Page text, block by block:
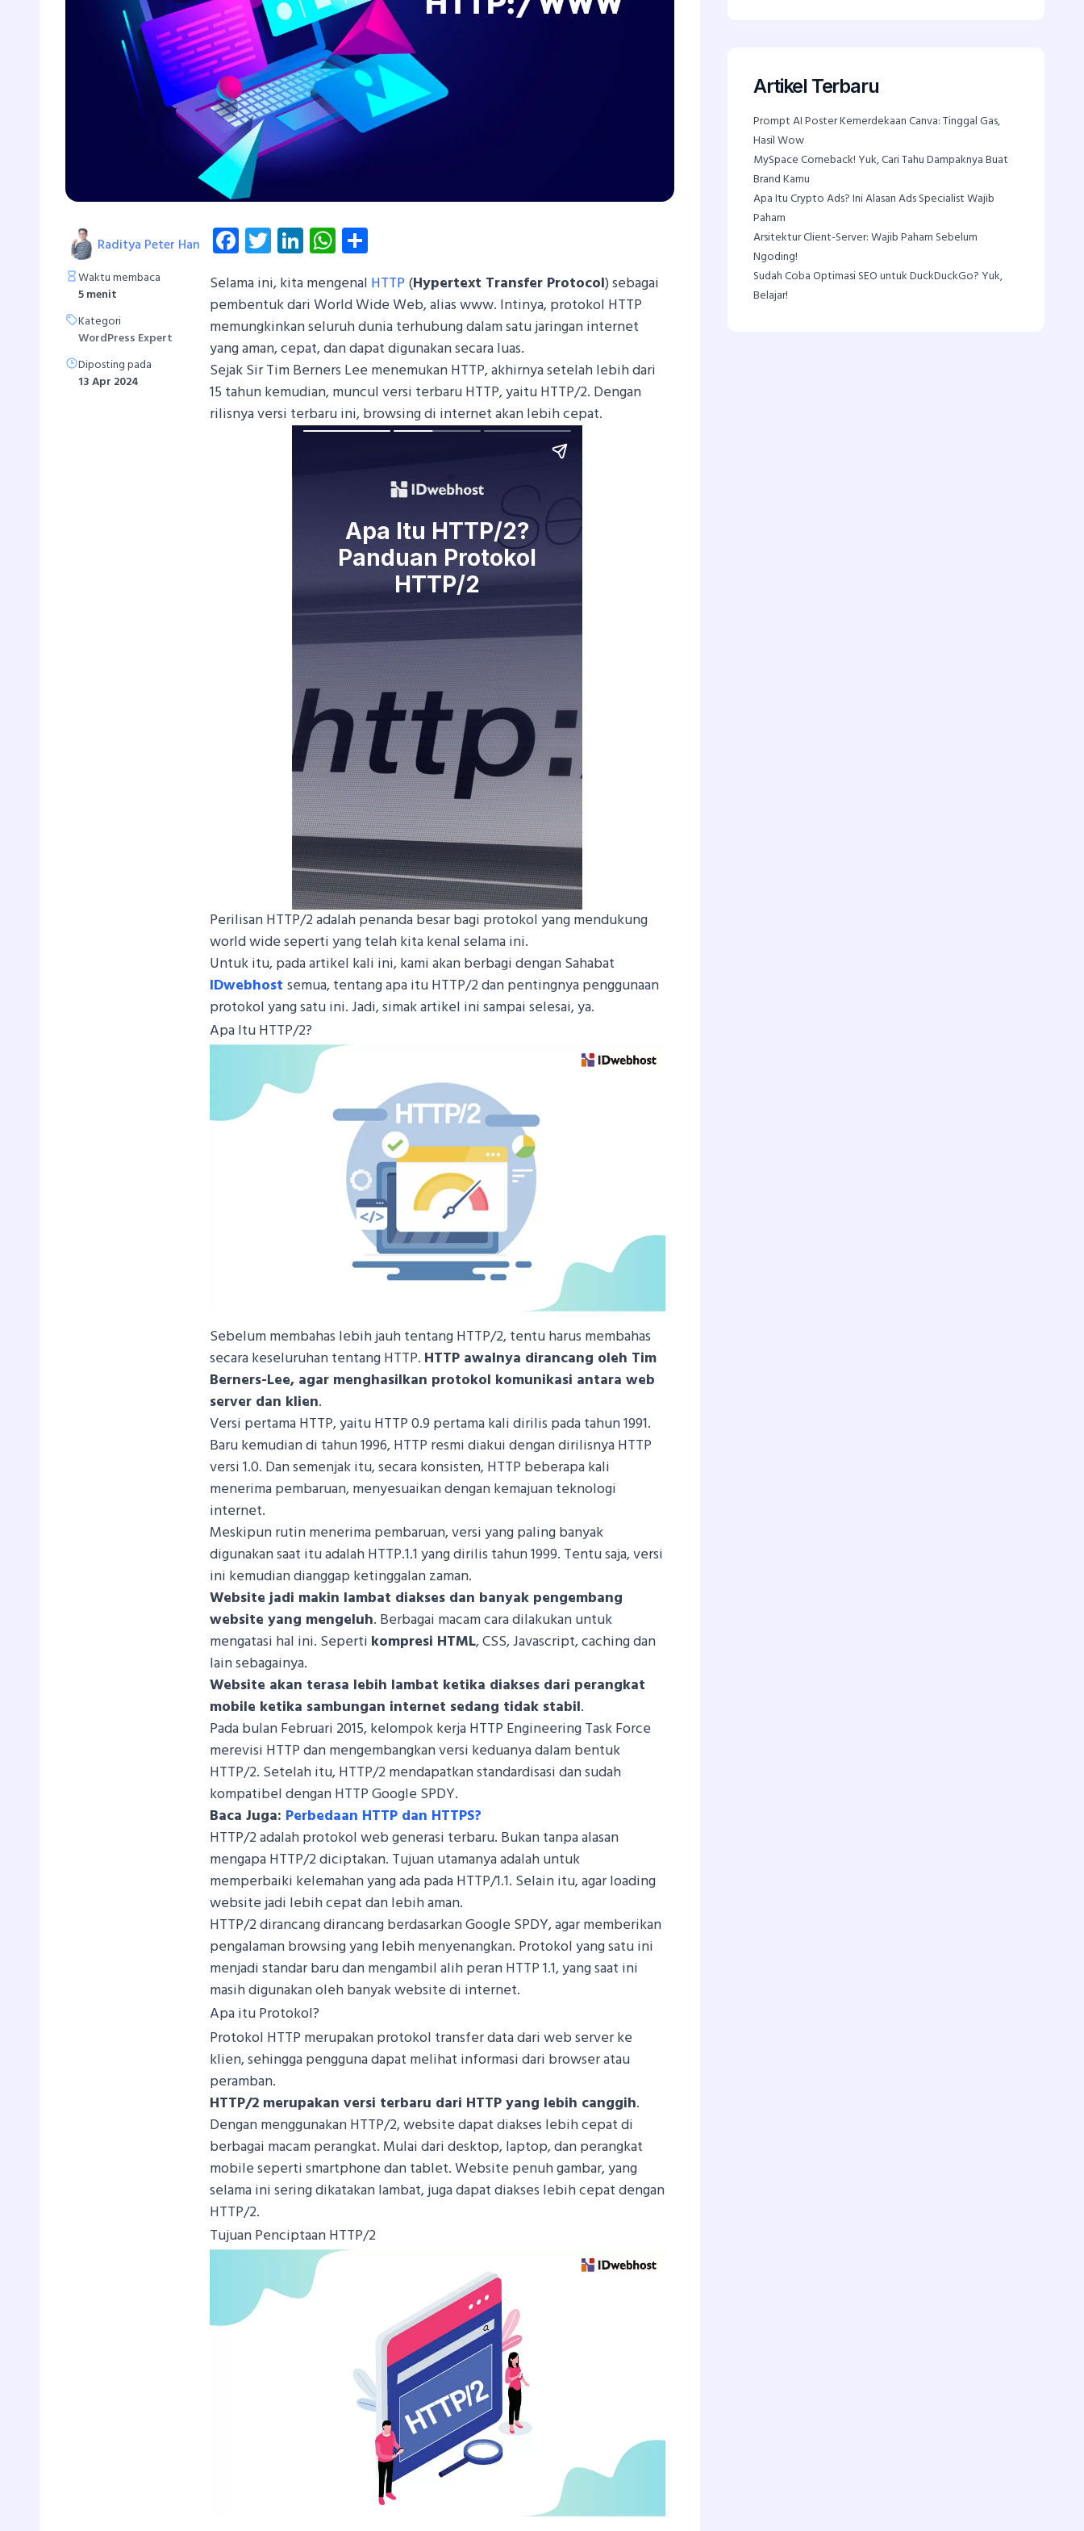
Raditya Peter Han
Waktu membaca
5 menit
Kategori
WordPress Expert
Diposting pada
13 Apr 2024
Facebook
Twitter
LinkedIn
WhatsApp
Share
Selama ini, kita mengenal HTTP(Hypertext Transfer Protocol) sebagai
pembentuk dari World Wide Web, alias www. Intinya, protokol HTTP
memungkinkan seluruh dunia terhubung dalam satu jaringan internet
yang aman, cepat, dan dapat digunakan secara luas.
Sejak Sir Tim Berners Lee menemukan HTTP, akhirnya setelah lebih dari
15 tahun kemudian, muncul versi terbaru HTTP, yaitu HTTP/2. Dengan
rilisnya versi terbaru ini, browsing di internet akan lebih cepat.
Perilisan HTTP/2 adalah penanda besar bagi protokol yang mendukung
world wide seperti yang telah kita kenal selama ini.
Untuk itu, pada artikel kali ini, kami akan berbagi dengan Sahabat
IDwebhost semua, tentang apa itu HTTP/2 dan pentingnya penggunaan
protokol yang satu ini. Jadi, simak artikel ini sampai selesai, ya.
Apa Itu HTTP/2?
Sebelum membahas lebih jauh tentang HTTP/2, tentu harus membahas
secara keseluruhan tentang HTTP. HTTP awalnya dirancang oleh Tim
Berners-Lee, agar menghasilkan protokol komunikasi antara web
server dan klien.
Versi pertama HTTP, yaitu HTTP 0.9 pertama kali dirilis pada tahun 1991.
Baru kemudian di tahun 1996, HTTP resmi diakui dengan dirilisnya HTTP
versi 1.0. Dan semenjak itu, secara konsisten, HTTP beberapa kali
menerima pembaruan, menyesuaikan dengan kemajuan teknologi
internet.
Meskipun rutin menerima pembaruan, versi yang paling banyak
digunakan saat itu adalah HTTP.1.1 yang dirilis tahun 1999. Tentu saja, versi
ini kemudian dianggap ketinggalan zaman.
Website jadi makin lambat diakses dan banyak pengembang
website yang mengeluh. Berbagai macam cara dilakukan untuk
mengatasi hal ini. Seperti kompresi HTML, CSS, Javascript, caching dan
lain sebagainya.
Website akan terasa lebih lambat ketika diakses dari perangkat
mobile ketika sambungan internet sedang tidak stabil.
Pada bulan Februari 2015, kelompok kerja HTTP Engineering Task Force
merevisi HTTP dan mengembangkan versi keduanya dalam bentuk
HTTP/2. Setelah itu, HTTP/2 mendapatkan standardisasi dan sudah
kompatibel dengan HTTP Google SPDY.
Baca Juga: Perbedaan HTTP dan HTTPS?
HTTP/2 adalah protokol web generasi terbaru. Bukan tanpa alasan
mengapa HTTP/2 diciptakan. Tujuan utamanya adalah untuk
memperbaiki kelemahan yang ada pada HTTP/1.1. Selain itu, agar loading
website jadi lebih cepat dan lebih aman.
HTTP/2 dirancang dirancang berdasarkan Google SPDY, agar memberikan
pengalaman browsing yang lebih menyenangkan. Protokol yang satu ini
menjadi standar baru dan mengambil alih peran HTTP 1.1, yang saat ini
masih digunakan oleh banyak website di internet.
Apa itu Protokol?
Protokol HTTP merupakan protokol transfer data dari web server ke
klien, sehingga pengguna dapat melihat informasi dari browser atau
peramban.
HTTP/2 merupakan versi terbaru dari HTTP yang lebih canggih.
Dengan menggunakan HTTP/2, website dapat diakses lebih cepat di
berbagai macam perangkat. Mulai dari desktop, laptop, dan perangkat
mobile seperti smartphone dan tablet. Website penuh gambar, yang
selama ini sering dikatakan lambat, juga dapat diakses lebih cepat dengan
HTTP/2.
Tujuan Penciptaan HTTP/2
Artikel Terbaru
Prompt AI Poster Kemerdekaan Canva: Tinggal Gas,
Hasil Wow
MySpace Comeback! Yuk, Cari Tahu Dampaknya Buat
Brand Kamu
Apa Itu Crypto Ads? Ini Alasan Ads Specialist Wajib
Paham
Arsitektur Client-Server: Wajib Paham Sebelum
Ngoding!
Sudah Coba Optimasi SEO untuk DuckDuckGo? Yuk,
Belajar!